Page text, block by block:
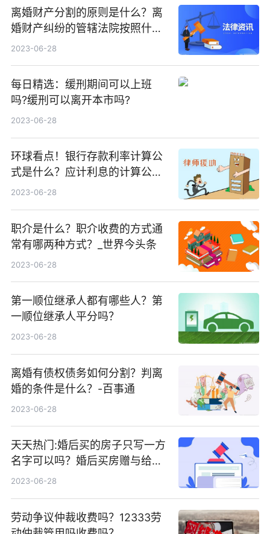
离婚财产分割的原则是什么？离
婚财产纠纷的管辖法院按照什么
规则确定？
2023-06-28
每日精选：缓刑期间可以上班
吗?缓刑可以离开本市吗?
2023-06-28
环球看点！银行存款利率计算公
式是什么？应计利息的计算公式
是什么？
2023-06-28
职介是什么？职介收费的方式通
常有哪两种方式？_世界今头条
2023-06-28
第一顺位继承人都有哪些人？第
一顺位继承人平分吗？
2023-06-28
离婚有债权债务如何分割？判离
婚的条件是什么？-百事通
2023-06-28
天天热门:婚后买的房子只写一方
名字可以吗？婚后买房赠与给父
母需要配偶签字吗？
2023-06-28
劳动争议仲裁收费吗？12333劳